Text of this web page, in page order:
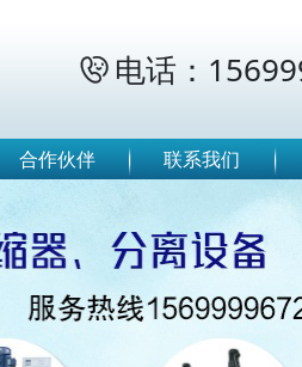
 电话：
合作伙伴 联系我们